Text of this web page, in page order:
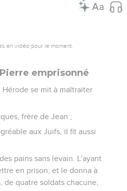
en vidéo pour le moment.
emprisonné
se mit à maltraiter
frère de Jean ;
aux Juifs, il fit aussi
pains sans levain. L'ayant
en prison, et le donna à
de quatre soldats chacune,